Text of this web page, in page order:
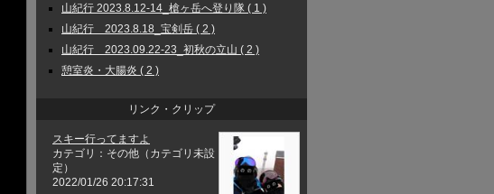
山紀行 2023.8.12-14_槍ヶ岳へ登り隊 ( 1 )
山紀行 2023.8.18_宝剣岳 ( 2 )
山紀行 2023.09.22-23_初秋の立山 ( 2 )
憩室炎・大腸炎 ( 2 )
リンク・クリップ
スキー行ってますよ
カテゴリ：その他（カテゴリ未設
定）
2022/01/26 20:17:31